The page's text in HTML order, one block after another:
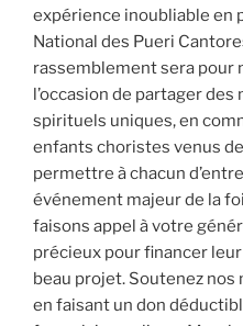
expérience inoubliable en
National des Pueri
rassemblement sera pour
l’occasion de partager
spirituels uniques, en
enfants choristes venus
permettre à chacun
événement majeur de la
faisons appel à votre
précieux pour financer
beau projet. Soutenez
en faisant un don